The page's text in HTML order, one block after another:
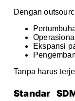
Dengan
Ekspansi
Tanpa harus
Standar